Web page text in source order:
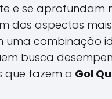
e se aprofundam
dos aspectos
uma
busca
que fazem o Gol